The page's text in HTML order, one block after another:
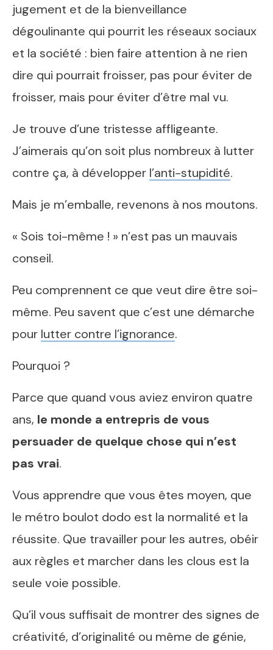
jugement et de la bienveillance
dégoulinante qui pourrit les réseaux sociaux
et la société : bien faire attention à ne rien
dire qui pourrait froisser, pas pour éviter de
froisser, mais pour éviter d’être mal vu.
Je trouve d’une tristesse affligeante.
J’aimerais qu’on soit plus nombreux à lutter
contre ça, à développer l’anti-stupidité.
Mais je m’emballe, revenons à nos moutons.
« Sois toi-même ! » n’est pas un mauvais
conseil.
Peu comprennent ce que veut dire être soi-
même. Peu savent que c’est une démarche
pour lutter contre l’ignorance.
Pourquoi ?
Parce que quand vous aviez environ quatre
ans, le monde a entrepris de vous
persuader de quelque chose qui n’est
pas vrai.
Vous apprendre que vous êtes moyen, que
le métro boulot dodo est la normalité et la
réussite. Que travailler pour les autres, obéir
aux règles et marcher dans les clous est la
seule voie possible.
Qu’il vous suffisait de montrer des signes de
créativité, d’originalité ou même de génie,